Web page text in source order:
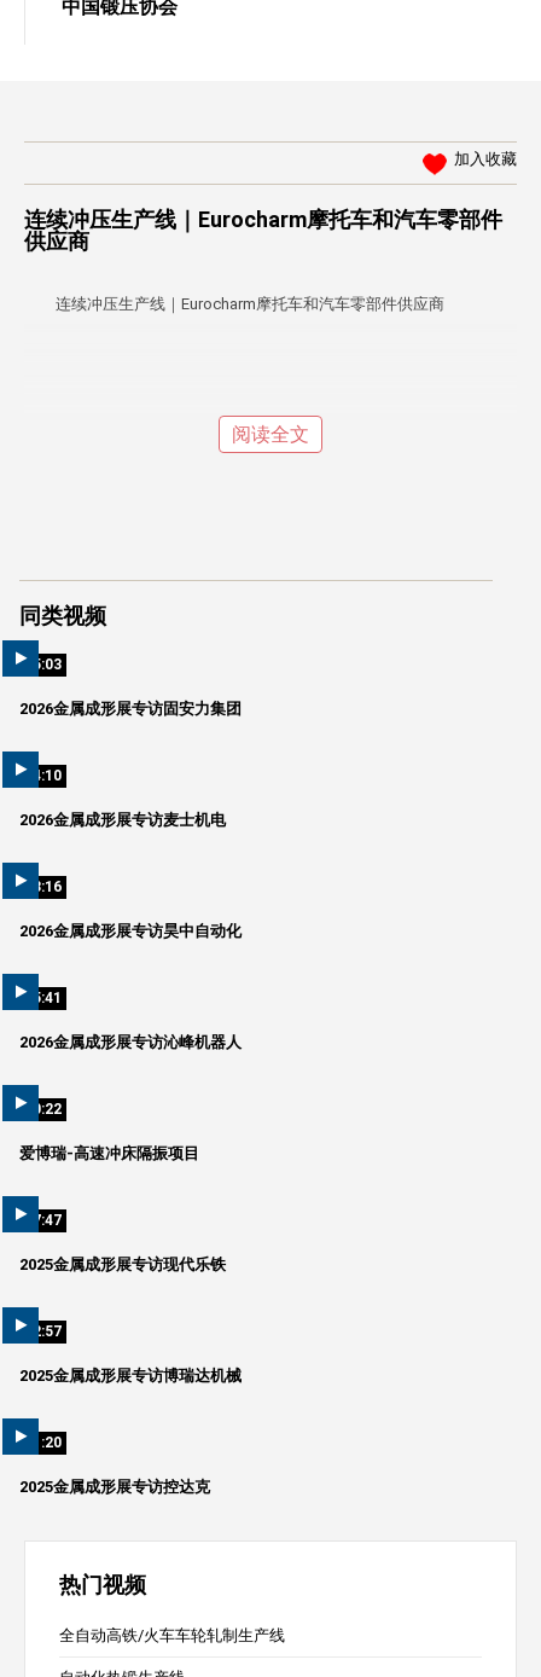
中国锻压协会
加入收藏
连续冲压生产线｜Eurocharm摩托车和汽车零部件
供应商
连续冲压生产线｜Eurocharm摩托车和汽车零部件供应商
阅读全文
同类视频
05:03
2026金属成形展专访固安力集团
04:10
2026金属成形展专访麦士机电
03:16
2026金属成形展专访昊中自动化
05:41
2026金属成形展专访沁峰机器人
00:22
爱博瑞-高速冲床隔振项目
07:47
2025金属成形展专访现代乐铁
02:57
2025金属成形展专访博瑞达机械
01:20
2025金属成形展专访控达克
热门视频
全自动高铁/火车车轮轧制生产线